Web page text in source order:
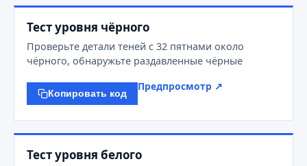
Тест уровня чёрного
Проверьте детали теней с 32 пятнами около
чёрного, обнаружьте раздавленные чёрные
Копировать код
Предпросмотр ↗
Тест уровня белого